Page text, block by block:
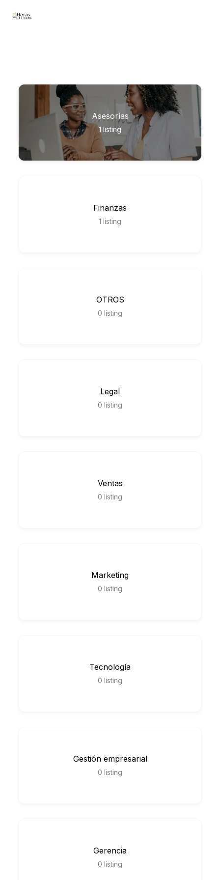
Asesorías
1 listing
Finanzas
1 listing
OTROS
0 listing
Legal
0 listing
Ventas
0 listing
Marketing
0 listing
Tecnología
0 listing
Gestión empresarial
0 listing
Gerencia
0 listing